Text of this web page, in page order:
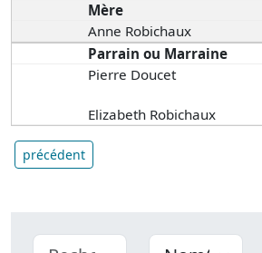
Mère
Anne Robichaux
Parrain ou Marraine
Pierre Doucet
Elizabeth Robichaux
précédent